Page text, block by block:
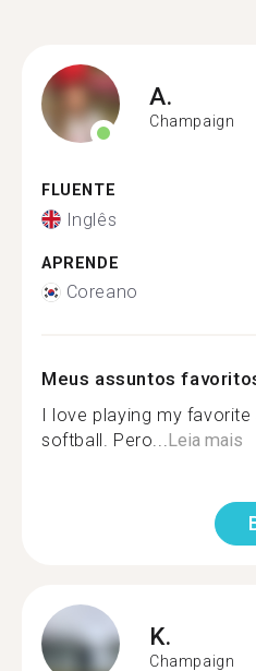
A.
Champaign
FLUENTE
Inglês
APRENDE
Coreano
Meus assuntos
I love playing my
softball. Pero...Leia mais
K.
Champaign